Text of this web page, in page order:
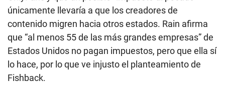
únicamente llevaría a que los creadores de
contenido migren hacia otros estados. Rain afirma
que “al menos 55 de las más grandes empresas” de
Estados Unidos no pagan impuestos, pero que ella sí
lo hace, por lo que ve injusto el planteamiento de
Fishback.